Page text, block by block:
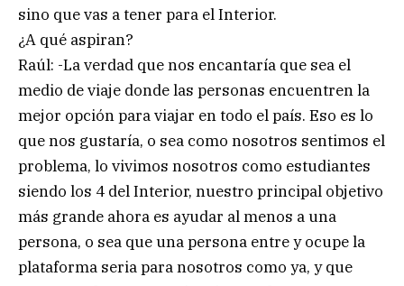
sino que vas a tener para el Interior.
¿A qué aspiran?
Raúl: -La verdad que nos encantaría que sea el
medio de viaje donde las personas encuentren la
mejor opción para viajar en todo el país. Eso es lo
que nos gustaría, o sea como nosotros sentimos el
problema, lo vivimos nosotros como estudiantes
siendo los 4 del Interior, nuestro principal objetivo
más grande ahora es ayudar al menos a una
persona, o sea que una persona entre y ocupe la
plataforma seria para nosotros como ya, y que